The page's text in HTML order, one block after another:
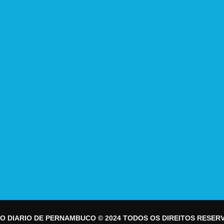
DIARIO DE PERNAMBUCO © 2024 TODOS OS DIREITOS